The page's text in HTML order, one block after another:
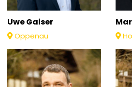
Uwe Gaiser
Oppenau